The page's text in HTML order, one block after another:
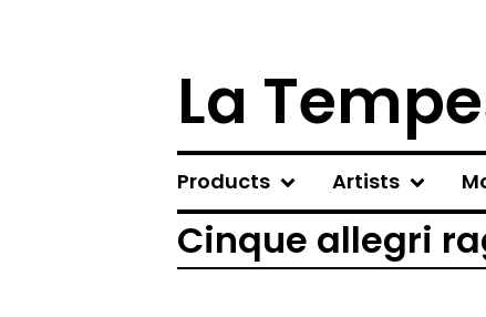
La
Products Artists
Cinque allegri